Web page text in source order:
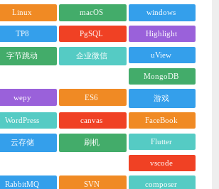
Linux macOS windows
TP8 PgSQL Highlight
字节跳动 企业微信 uView
MongoDB
wepy ES6 游戏
WordPress canvas FaceBook
云存储 刷机 Flutter
vscode
RabbitMQ SVN composer